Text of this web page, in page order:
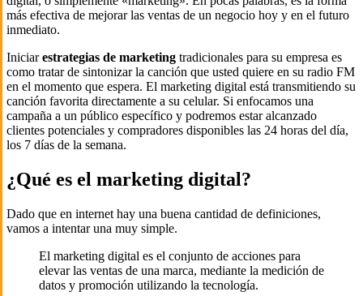
más efectiva de mejorar las ventas de un negocio hoy y en el futuro
inmediato.
Iniciarestrategias de marketing tradicionales para su empresa es
como tratar de sintonizar la canción que usted quiere en su radio FM
en el momento que espera. El marketing digital está transmitiendo su
canción favorita directamente a su celular. Si enfocamos una
campaña a un público específico y podremos estar alcanzado
clientes potenciales y compradores disponibles las 24 horas del día,
los 7 días de la semana.
¿Qué es el marketing digital?
Dado que en internet hay una buena cantidad de definiciones,
vamos a intentar una muy simple.
El marketing digital es el conjunto de acciones para
elevar las ventas de una marca, mediante la medición de
datos y promoción utilizando la tecnología.